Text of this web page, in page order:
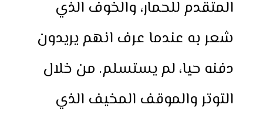
المتقدم للحمار، والخوف الذي
شعر به عندما عرف انهم يريدون
دفنه حيا، لم يستسلم. من خلال
التوتر والموقف المخيف الذي